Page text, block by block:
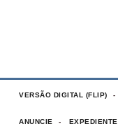
VERSÃO DIGITAL (FLIP)
ANUNCIE EXPEDIENTE